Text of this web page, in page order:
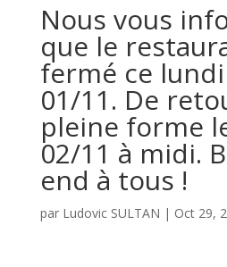
Nous vous
que le
fermé ce
01/11. De
pleine forme
02/11 à midi.
end à tous !
par Ludovic SULTAN | Oct 29,